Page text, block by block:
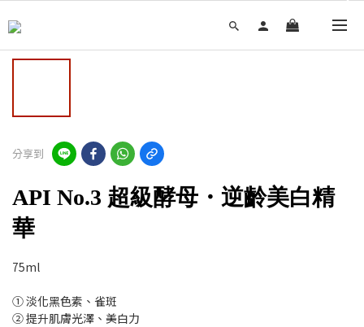
分享到
API No.3 超級酵母・逆齡美白精
華
75ml
① 淡化黑色素、雀斑
② 提升肌膚光澤、美白力